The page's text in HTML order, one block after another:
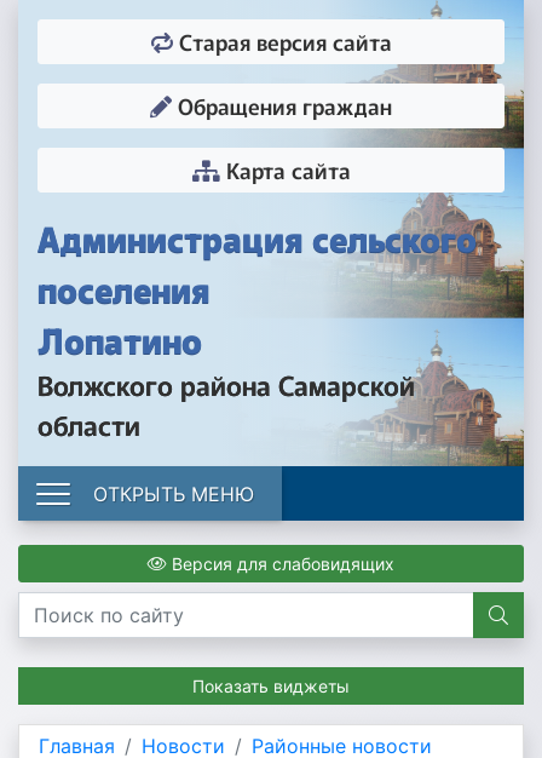
Администрация сельского
поселения
Лопатино
Волжского района Самарской
области
Старая версия сайта
Обращения граждан
Карта сайта
ОТКРЫТЬ МЕНЮ
Версия для слабовидящих
Показать виджеты
Главная Новости
Районные новости